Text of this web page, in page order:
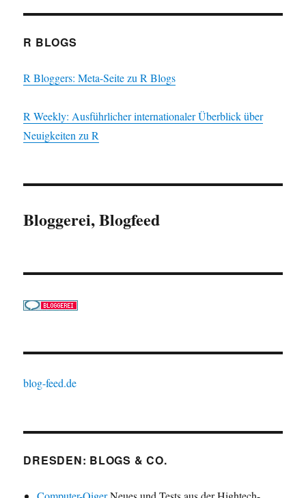
R BLOGS
R Bloggers: Meta-Seite zu R Blogs
R Weekly: Ausführlicher internationaler Überblick über
Neuigkeiten zu R
Bloggerei, Blogfeed
blog-feed.de
DRESDEN: BLOGS & CO.